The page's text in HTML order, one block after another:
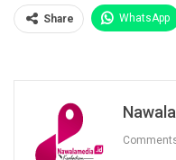
Share WhatsApp